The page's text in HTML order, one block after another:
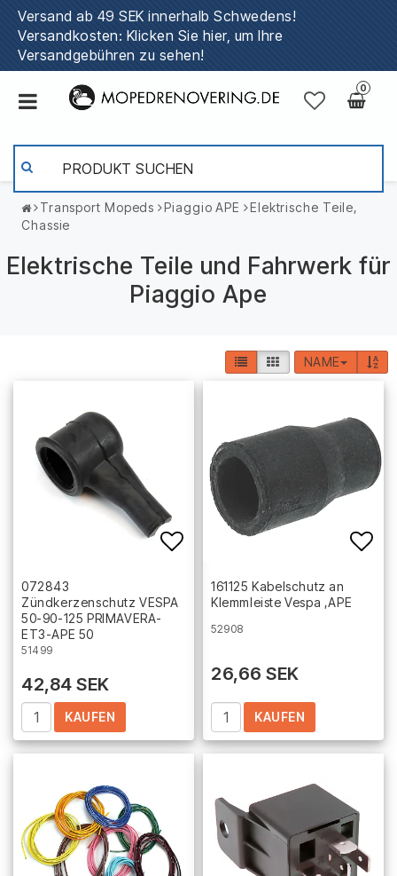
Versand ab 49 SEK innerhalb Schwedens!
Versandkosten: Klicken Sie hier, um Ihre
Versandgebühren zu sehen!
0
Transport Mopeds Piaggio APE
Elektrische Teile,
Chassie
Elektrische Teile und Fahrwerk für
Piaggio Ape
NAME
Add to list of favorites
072843
Zündkerzenschutz VESPA
50-90-125 PRIMAVERA-
ET3-APE 50
51499
42,84 SEK
KAUFEN
161125 Kabelschutz an
Klemmleiste Vespa ,APE
52908
26,66 SEK
KAUFEN